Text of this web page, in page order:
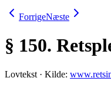
ForrigeNæste
§ 150.
Lovtekst · Kilde: